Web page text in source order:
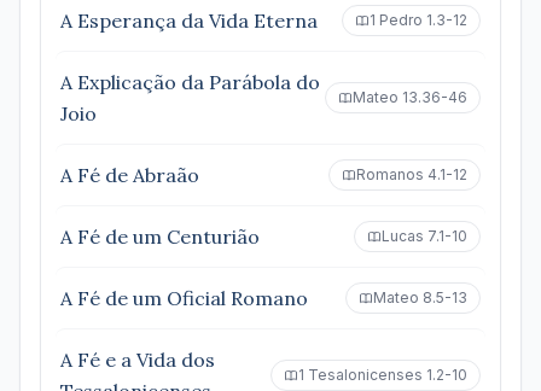
A Esperança da Vida Eterna 1 Pedro 1.3-12
A Explicação da Parábola do
Joio
Mateo 13.36-46
A Fé de Abraão Romanos 4.1-12
A Fé de um Centurião Lucas 7.1-10
A Fé de um Oficial Romano Mateo 8.5-13
A Fé e a Vida dos
1 Tesalonicenses 1.2-10